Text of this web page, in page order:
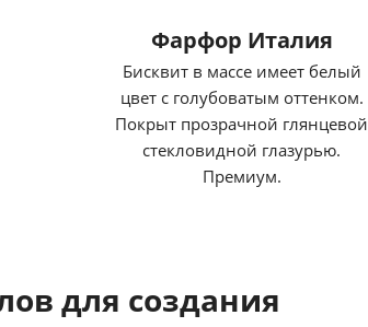
Фарфор Италия
Бисквит в массе имеет белый
цвет с голубоватым оттенком.
Покрыт прозрачной глянцевой
стекловидной глазурью.
Премиум.
для создания